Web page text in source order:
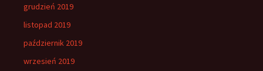
grudzień 2019
listopad 2019
październik 2019
wrzesień 2019